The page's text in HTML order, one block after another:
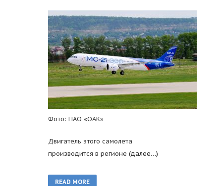
Фото: ПАО «ОАК»
Двигатель этого самолета
производится в регионе (далее…)
READ MORE